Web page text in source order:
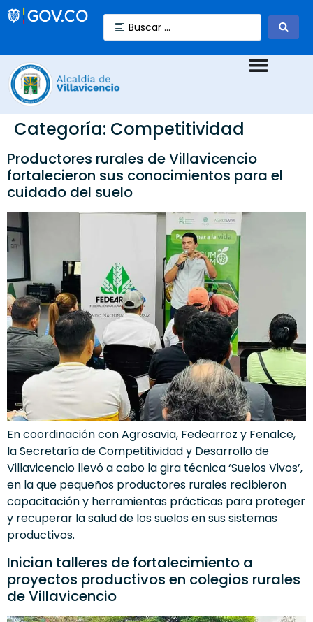
Categoría: Competitividad
Productores rurales de Villavicencio
fortalecieron sus conocimientos para el
cuidado del suelo
En coordinación con Agrosavia, Fedearroz y Fenalce,
la Secretaría de Competitividad y Desarrollo de
Villavicencio llevó a cabo la gira técnica ‘Suelos Vivos’,
en la que pequeños productores rurales recibieron
capacitación y herramientas prácticas para proteger
y recuperar la salud de los suelos en sus sistemas
productivos.
Inician talleres de fortalecimiento a
proyectos productivos en colegios rurales
de Villavicencio